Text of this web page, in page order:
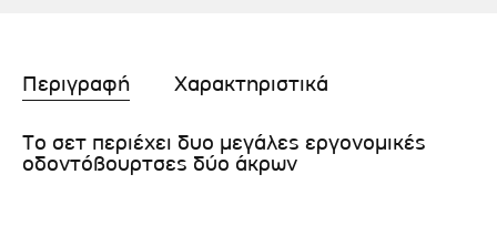
Περιγραφή Χαρακτηριστικά
Το σετ περιέχει δυο μεγάλες εργονομικές
οδοντόβουρτσες δύο άκρων